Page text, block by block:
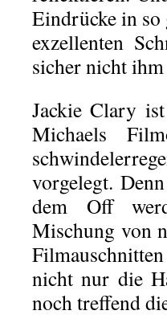
Eindrücke in
exzellenten
sicher nicht
Jackie Clary
Michaels
vorgelegt.
dem Off
Mischung von
nicht nur die
noch treffend